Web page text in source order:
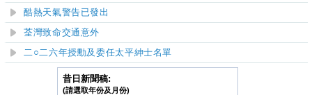
酷熱天氣警告已發出
荃灣致命交通意外
二○二六年授勳及委任太平紳士名單
昔日新聞稿:
(請選取年份及月份)